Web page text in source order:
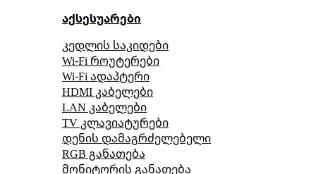
აქსესუარები
კედლის საკიდები
Wi-Fi როუტერები
Wi-Fi ადაპტერი
HDMI კაბელები
LAN კაბელები
TV კლავიატურები
დენის დამაგრძელებელი
RGB განათება
მონიტორის განათება